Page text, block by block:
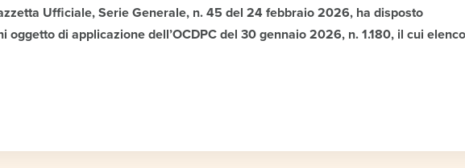
Ufficiale, Serie Generale, n. 45 del 24 febbraio 2026, ha disposto
oggetto di applicazione dell’OCDPC del 30 gennaio 2026, n. 1.180, il cui